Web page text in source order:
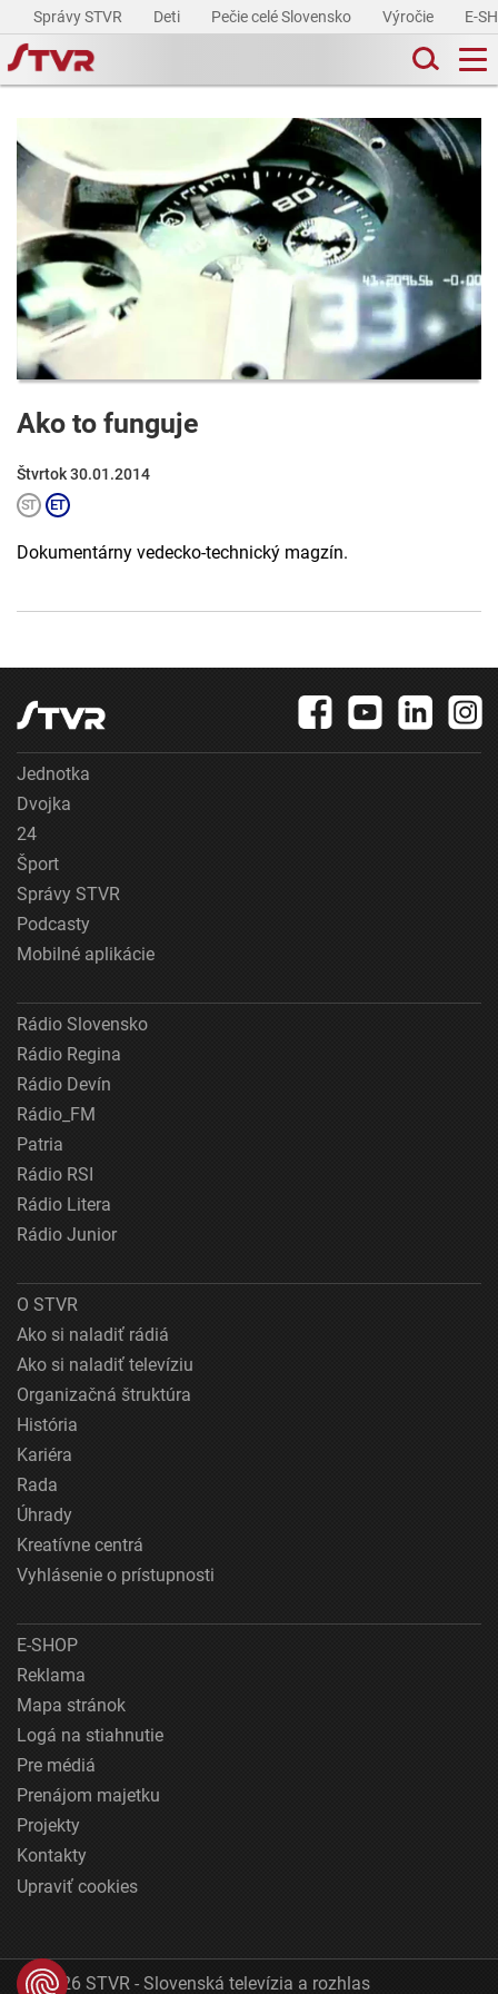
Správy STVR Deti Pečie celé Slovensko Výročie E-
Ako to funguje
Štvrtok 30.01.2014
Dokumentárny vedecko-technický magzín.
Jednotka
Dvojka
24
Šport
Správy STVR
Podcasty
Mobilné aplikácie
Rádio Slovensko
Rádio Regina
Rádio Devín
Rádio_FM
Patria
Rádio RSI
Rádio Litera
Rádio Junior
O STVR
Ako si naladiť rádiá
Ako si naladiť televíziu
Organizačná štruktúra
História
Kariéra
Rada
Úhrady
Kreatívne centrá
Vyhlásenie o prístupnosti
E-SHOP
Reklama
Mapa stránok
Logá na stiahnutie
Pre médiá
Prenájom majetku
Projekty
Kontakty
Upraviť cookies
© 2026 STVR - Slovenská televízia a rozhlas